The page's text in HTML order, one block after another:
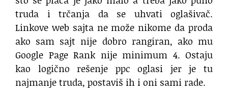
truda i trčanja da se uhvati oglašivač.
Linkove web sajta ne može nikome da proda
ako sam sajt nije dobro rangiran, ako mu
Google Page Rank nije minimum 4. Ostaju
kao logično rešenje ppc oglasi jer je tu
najmanje truda, postaviš ih i oni sami rade.